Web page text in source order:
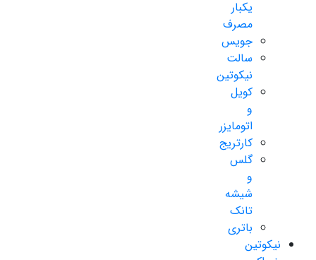
یکبار
مصرف
جویس
سالت
نیکوتین
کویل
و
اتومایزر
کارتریج
گلس
و
شیشه
تانک
باتری
نیکوتین